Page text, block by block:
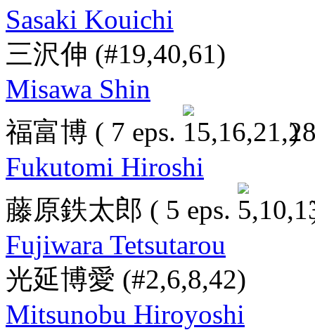
Sasaki Kouichi
三沢伸 (#19,40,61)
Misawa Shin
福富博 ( 7 eps.
)
Fukutomi Hiroshi
藤原鉄太郎 ( 5 eps.
Fujiwara Tetsutarou
光延博愛 (#2,6,8,42)
Mitsunobu Hiroyoshi